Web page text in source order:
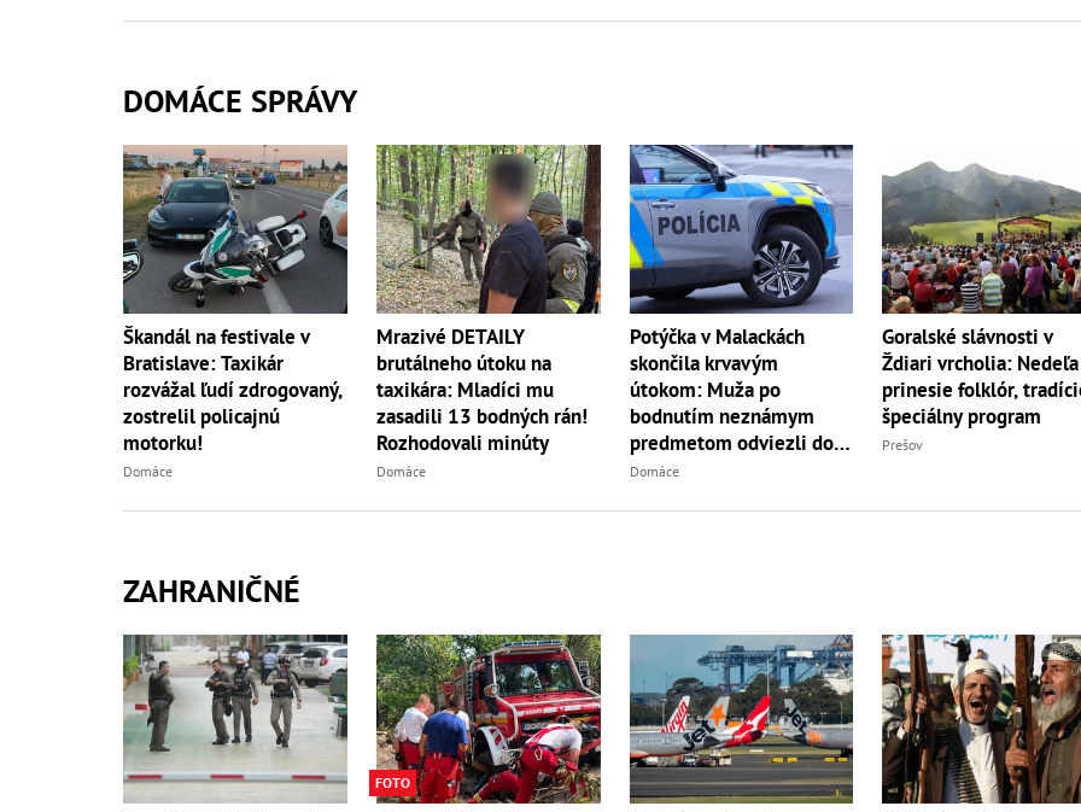
DOMÁCE SPRÁVY
Škandál na festivale v
Bratislave: Taxikár
rozvážal ľudí zdrogovaný,
zostrelil policajnú
motorku!
Domáce
Mrazivé DETAILY
brutálneho útoku na
taxikára: Mladíci mu
zasadili 13 bodných rán!
Rozhodovali minúty
Domáce
Potýčka v Malackách
skončila krvavým
útokom: Muža po
bodnutím neznámym
predmetom odviezli do
nemocnice
Domáce
Goralské slávnosti v
Ždiari vrcholia: Nedeľa
prinesie folklór,
špeciálny program
Prešov
ZAHRANIČNÉ
FOTO